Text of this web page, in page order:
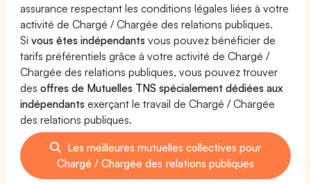
assurance respectant les conditions légales liées à votre
activité de Chargé / Chargée des relations publiques.
Sivous êtes indépendants vous pouvez bénéficier de
tarifs préférentiels grâce à votre activité de Chargé /
Chargée des relations publiques, vous pouvez trouver
desoffres de Mutuelles TNS spécialement dédiées aux
indépendants exerçant le travail de Chargé / Chargée
des relations publiques.
Les meilleures mutuelles collectives pour
Chargé / Chargée des relations publiques